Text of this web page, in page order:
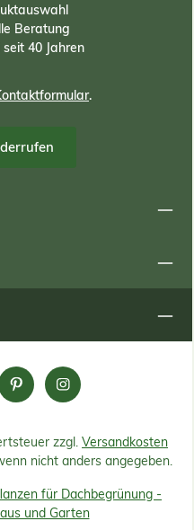
Beratung
40 Jahren
.
zzgl. Versandkosten
nicht anders angegeben.
für Dachbegrünung -
und Garten